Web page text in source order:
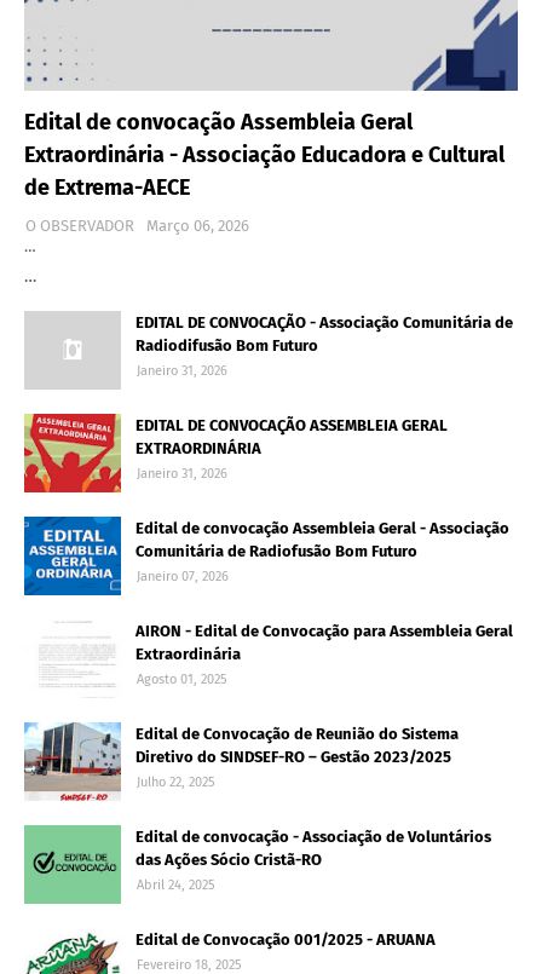
Edital de convocação Assembleia Geral
Extraordinária - Associação Educadora e Cultural
de Extrema-AECE
O OBSERVADOR
Março 06, 2026
…
…
EDITAL DE CONVOCAÇÃO - Associação Comunitária de
Radiodifusão Bom Futuro
Janeiro 31, 2026
EDITAL DE CONVOCAÇÃO ASSEMBLEIA GERAL
EXTRAORDINÁRIA
Janeiro 31, 2026
Edital de convocação Assembleia Geral - Associação
Comunitária de Radiofusão Bom Futuro
Janeiro 07, 2026
AIRON - Edital de Convocação para Assembleia Geral
Extraordinária
Agosto 01, 2025
Edital de Convocação de Reunião do Sistema
Diretivo do SINDSEF-RO – Gestão 2023/2025
Julho 22, 2025
Edital de convocação - Associação de Voluntários
das Ações Sócio Cristã-RO
Abril 24, 2025
Edital de Convocação 001/2025 - ARUANA
Fevereiro 18, 2025